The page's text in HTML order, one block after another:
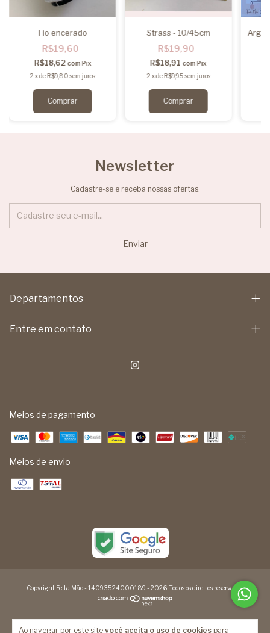
Ao navegar por este site você aceita o uso de cookies para
Fio encerado
R$19,60
R$18,62 com Pix
2 xdeR$9,80 sem juros
Strass - 10/45cm
R$19,90
R$18,91com Pix
2 xdeR$9,95 sem juros
Newsletter
Cadastre-se e receba nossas ofertas.
Departamentos
Entre em contato
Meios de pagamento
Meios de envio
Copyright Feita Mão - 14093524000189 - 2026. Todos os direitos reservados.